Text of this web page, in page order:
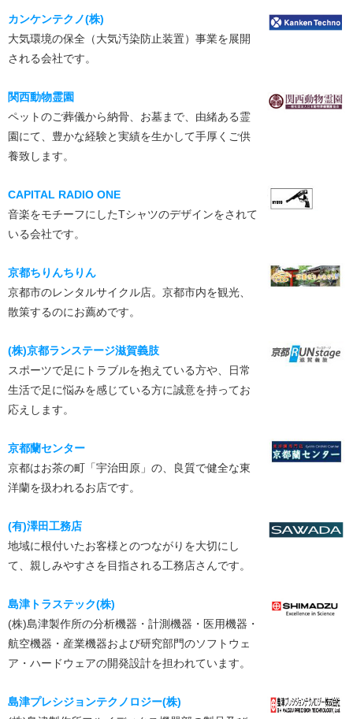
カンケンテクノ(株)
大気環境の保全（大気汚染防止装置）事業を展開
される会社です。
関西動物霊園
ペットのご葬儀から納骨、お墓まで、由緒ある霊
園にて、豊かな経験と実績を生かして手厚くご供
養致します。
CAPITAL RADIO ONE
音楽をモチーフにしたTシャツのデザインをされて
いる会社です。
京都ちりんちりん
京都市のレンタルサイクル店。京都市内を観光、
散策するのにお薦めです。
(株)京都ランステージ滋賀義肢
スポーツで足にトラブルを抱えている方や、日常
生活で足に悩みを感じている方に誠意を持ってお
応えします。
京都蘭センター
京都はお茶の町「宇治田原」の、良質で健全な東
洋蘭を扱われるお店です。
(有)澤田工務店
地域に根付いたお客様とのつながりを大切にし
て、親しみやすさを目指される工務店さんです。
島津トラステック(株)
(株)島津製作所の分析機器・計測機器・医用機器・
航空機器・産業機器および研究部門のソフトウェ
ア・ハードウェアの開発設計を担われています。
島津プレシジョンテクノロジー(株)